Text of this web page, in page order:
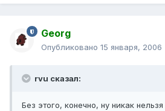
Georg
Опубликовано 15 января, 2006
rvu сказал:
Без этого, конечно, ну никак